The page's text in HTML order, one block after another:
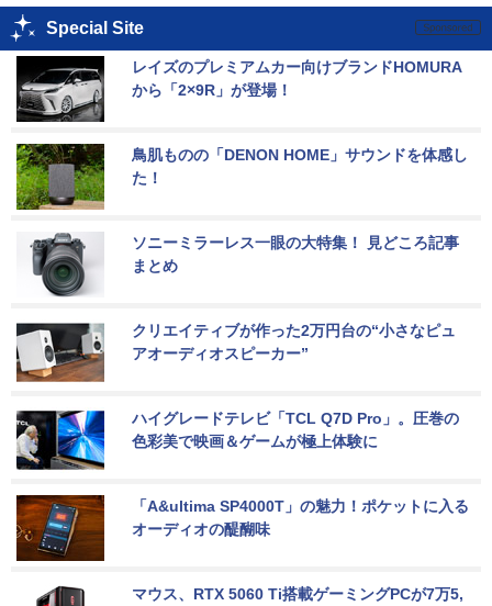
Special Site
レイズのプレミアムカー向けブランドHOMURA
から「2×9R」が登場！
鳥肌ものの「DENON HOME」サウンドを体感し
た！
ソニーミラーレス一眼の大特集！ 見どころ記事
まとめ
クリエイティブが作った2万円台の“小さなピュ
アオーディオスピーカー”
ハイグレードテレビ「TCL Q7D Pro」。圧巻の
色彩美で映画＆ゲームが極上体験に
「A&ultima SP4000T」の魅力！ポケットに入る
オーディオの醍醐味
マウス、RTX 5060 Ti搭載ゲーミングPCが7万5,